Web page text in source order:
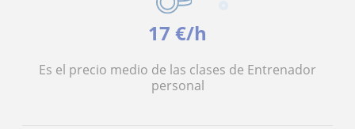
17 €/h
Es el precio medio de las clases de Entrenador
personal